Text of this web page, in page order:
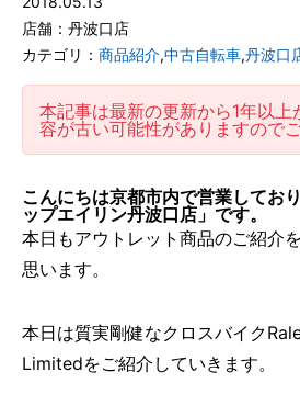
店舗：丹波口店
カテゴリ： 商品紹介,中古自転車,丹波口
本記事は最新の更新から1年以上
容が古い可能性がありますので
こんにちは京都市内で営業してお
ップエイリン丹波口店」です。
本日もアウトレット商品のご紹介
思います。
本日は質実剛健なクロスバイク
Limitedをご紹介していきます。